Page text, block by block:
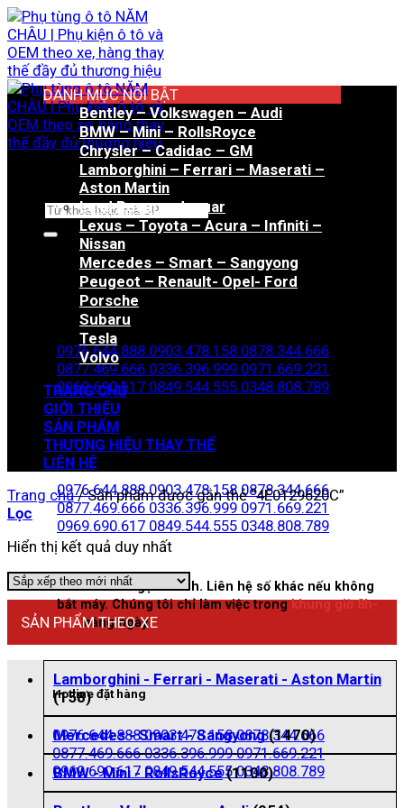
Bỏ
qua
nội
dung
Tìm
Hotline đặt hàng
0976.644.888 0903.478.158 0878.344.666
0877.469.666 0336.396.999 0971.669.221
0969.690.617 0849.544.555 0348.808.789
Zalo đặt hàng
0976.644.888 0903.478.158 0878.344.666
0877.469.666 0336.396.999 0971.669.221
0969.690.617 0849.544.555 0348.808.789
Nhấn vào để gọi nhanh. Liên hệ số khác nếu không
bắt máy. Chúng tôi chỉ làm việc trongkhung giờ 8h-
21hhằng ngày
Hotline đặt hàng
0976.644.888 0903.478.158 0878.344.666
0877.469.666 0336.396.999 0971.669.221
0969.690.617 0849.544.555 0348.808.789
DANH MỤC NỔI BẬT
Bentley – Volkswagen – Audi
BMW – Mini – RollsRoyce
Chrysler – Cadidac – GM
Lamborghini – Ferrari – Maserati –
Aston Martin
Land Rover – Jaguar
Lexus – Toyota – Acura – Infiniti –
Nissan
Mercedes – Smart – Sangyong
Peugeot – Renault- Opel- Ford
Porsche
Subaru
Tesla
Volvo
TRANG CHỦ
GIỚI THIỆU
SẢN PHẨM
THƯƠNG HIỆU THAY THẾ
LIÊN HỆ
Trang chủ /Sản phẩm được gắn thẻ “4E0129620C”
Lọc
Hiển thị kết quả duy nhất
SẢN PHẨM THEO XE
Lamborghini - Ferrari - Maserati - Aston Martin
(158)
Mercedes - Smart - Sangyong (1470)
BMW - Mini - RollsRoyce (1100)